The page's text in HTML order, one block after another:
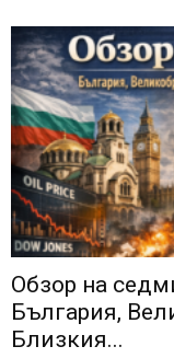
Обзор на
България,
Близкия...